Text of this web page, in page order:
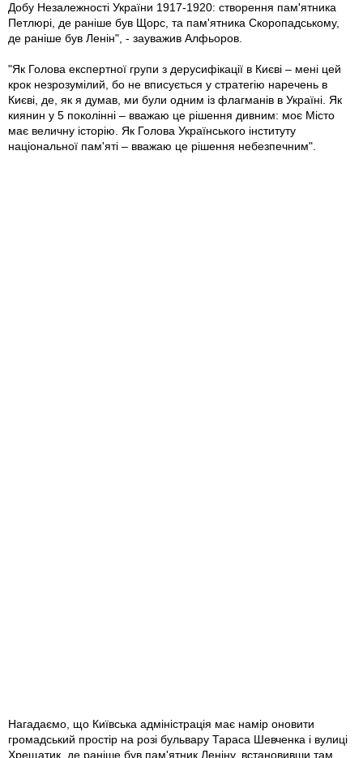
Добу Незалежності України 1917-1920: створення пам'ятника
Петлюрі, де раніше був Щорс, та пам'ятника Скоропадському,
де раніше був Ленін", - зауважив Алфьоров.
"Як Голова експертної групи з дерусифікації в Києві – мені цей
крок незрозумілий, бо не вписується у стратегію наречень в
Києві, де, як я думав, ми були одним із флагманів в Україні. Як
киянин у 5 поколінні – вважаю це рішення дивним: моє Місто
має величну історію. Як Голова Українського інституту
національної пам'яті – вважаю це рішення небезпечним".
Нагадаємо, що Київська адміністрація має намір оновити
громадський простір на розі бульвару Тараса Шевченка і вулиці
Хрещатик, де раніше був пам'ятник Леніну, встановивши там